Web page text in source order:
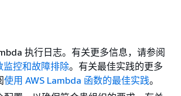
执行日志。有关更多信息，请参阅
监控和故障排除。有关最佳实践的更多
使用 AWS Lambda 函数的最佳实践。